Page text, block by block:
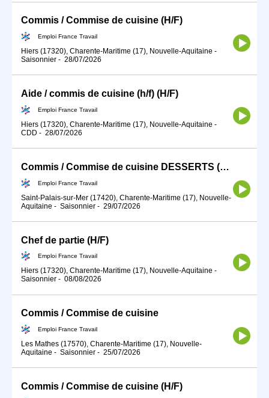
Commis / Commise de cuisine (H/F)
Emploi France Travail
Hiers (17320), Charente-Maritime (17), Nouvelle-Aquitaine -
Saisonnier - 28/07/2026
Aide / commis de cuisine (h/f) (H/F)
Emploi France Travail
Hiers (17320), Charente-Maritime (17), Nouvelle-Aquitaine -
CDD - 28/07/2026
Commis / Commise de cuisine DESSERTS (H/F)
Emploi France Travail
Saint-Palais-sur-Mer (17420), Charente-Maritime (17), Nouvelle-
Aquitaine - Saisonnier - 29/07/2026
Chef de partie (H/F)
Emploi France Travail
Hiers (17320), Charente-Maritime (17), Nouvelle-Aquitaine -
Saisonnier - 08/08/2026
Commis / Commise de cuisine
Emploi France Travail
Les Mathes (17570), Charente-Maritime (17), Nouvelle-
Aquitaine - Saisonnier - 25/07/2026
Commis / Commise de cuisine (H/F)